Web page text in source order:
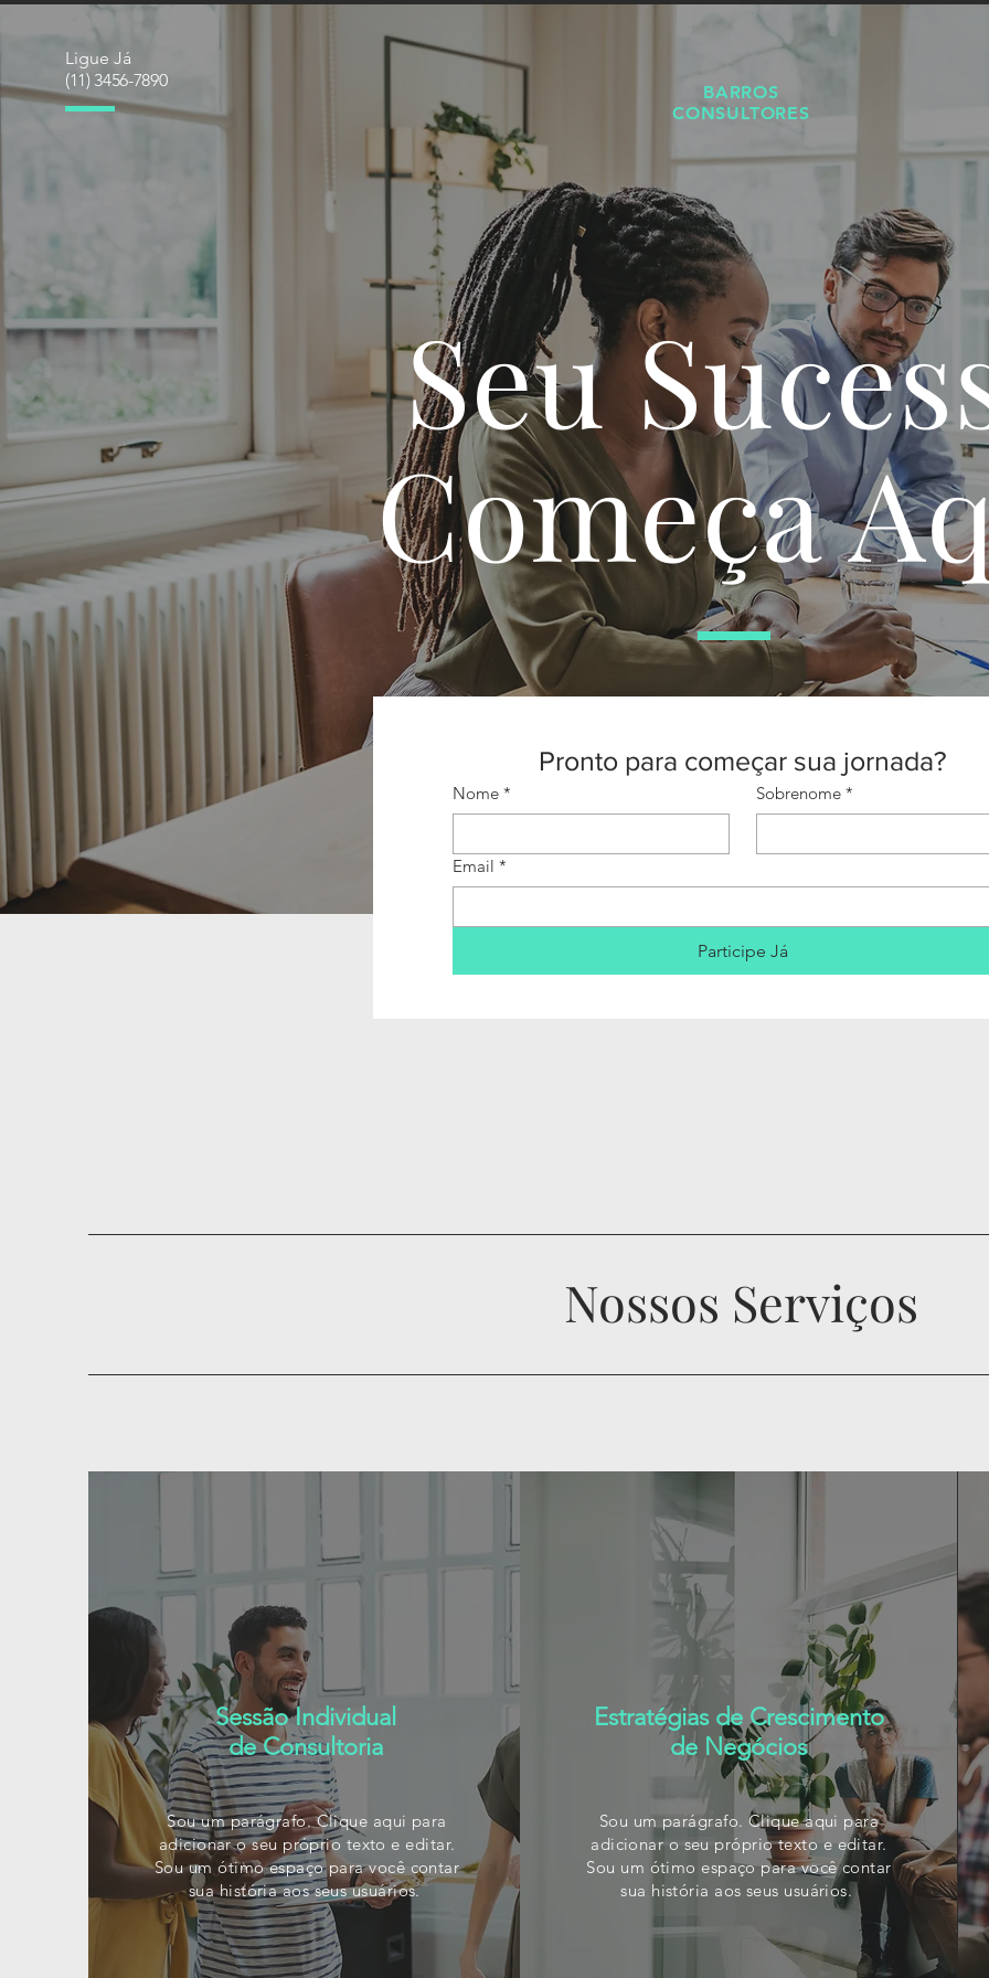
Ligue Já
(11) 3456-7890
BARROS
CONSULTORES
Seu
Começa
Pronto para começar sua jornada?
Nome * Sobrenome *
Email *
Participe Já
Nossos Serviços
Sessão Individual
de Consultoria
Sou um parágrafo. Clique aqui para
adicionar o seu próprio texto e editar.
Sou um ótimo espaço para você contar
sua história aos seus usuários.
Estratégias de Crescimento
de Negócios
Sou um parágrafo. Clique aqui para
adicionar o seu próprio texto e editar.
Sou um ótimo espaço para você contar
sua história aos seus usuários.